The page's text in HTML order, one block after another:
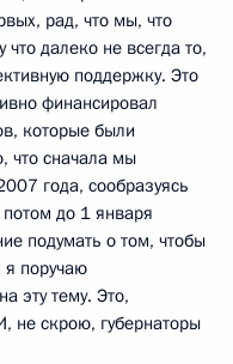
рад, что мы, что
далеко не всегда то,
поддержку. Это
финансировал
которые были
что сначала мы
года, сообразуясь
до 1 января
подумать о том, чтобы
я поручаю
эту тему. Это,
не скрою, губернаторы